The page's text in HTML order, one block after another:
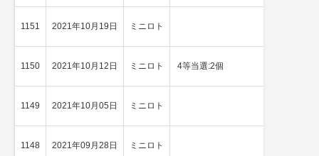
1151 2021年10月19日 ミニロト
1150 2021年10月12日 ミニロト 4等当選:2個
1149 2021年10月05日 ミニロト
1148 2021年09月28日 ミニロト